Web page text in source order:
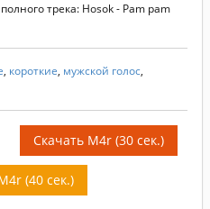
трека: Hosok - Pam pam
, короткие, мужской голос,
Скачать M4r (30 сек.)
(40 сек.)